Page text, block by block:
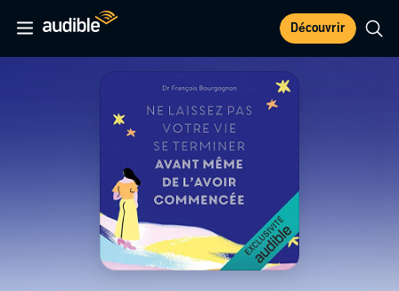
Découvrir